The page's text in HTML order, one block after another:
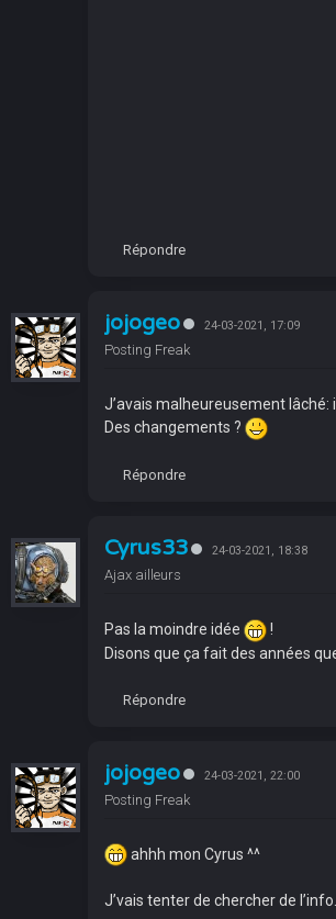
Répondre
jojogeo 24-03-2021, 17:09
Posting Freak
J’avais malheureusement lâché:
Des changements ?
Répondre
Cyrus33 24-03-2021, 18:38
Ajax ailleurs
Pas la moindre idée
!
Disons que ça fait des années
Répondre
jojogeo 24-03-2021, 22:00
Posting Freak
ahhh mon Cyrus ^^
J’vais tenter de chercher de l’info.